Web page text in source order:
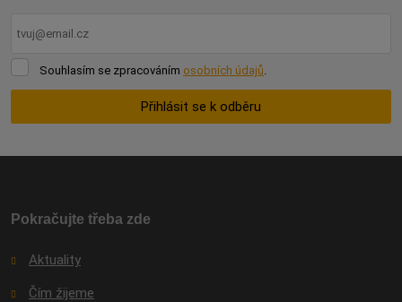
Souhlasím
Souhlasím se zpracováním osobních údajů.
Přihlásit se k odběru
odeslat.
Pokračujte třeba zde
Aktuality
Čím žijeme